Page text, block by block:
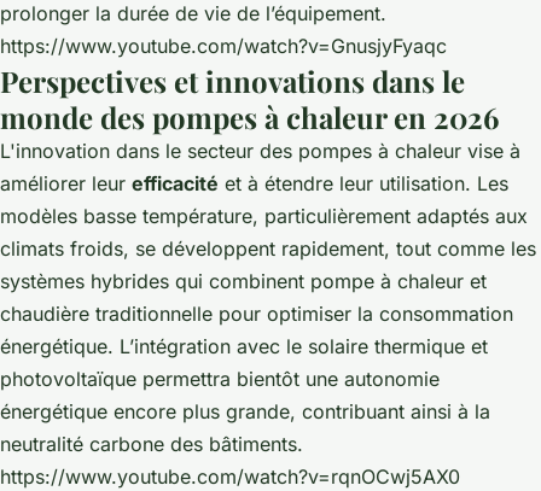
prolonger la durée de vie de l’équipement.
https://www.youtube.com/watch?v=GnusjyFyaqc
Perspectives et innovations dans le
monde des pompes à chaleur en 2026
L'innovation dans le secteur des pompes à chaleur vise à
améliorer leur efficacité et à étendre leur utilisation. Les
modèles basse température, particulièrement adaptés aux
climats froids, se développent rapidement, tout comme les
systèmes hybrides qui combinent pompe à chaleur et
chaudière traditionnelle pour optimiser la consommation
énergétique. L’intégration avec le solaire thermique et
photovoltaïque permettra bientôt une autonomie
énergétique encore plus grande, contribuant ainsi à la
neutralité carbone des bâtiments.
https://www.youtube.com/watch?v=rqnOCwj5AX0